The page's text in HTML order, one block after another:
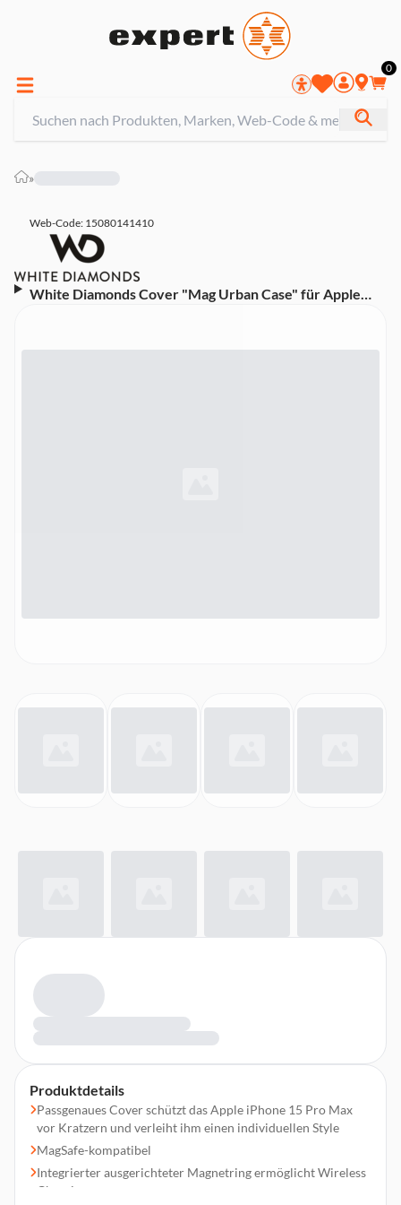
0
»
Web-Code: 15080141410
White Diamonds Cover "Mag Urban Case" für Apple
Produktdetails
Passgenaues Cover schützt das Apple iPhone 15 Pro Max
vor Kratzern und verleiht ihm einen individuellen Style
MagSafe-kompatibel
Integrierter ausgerichteter Magnetring ermöglicht Wireless
Charging